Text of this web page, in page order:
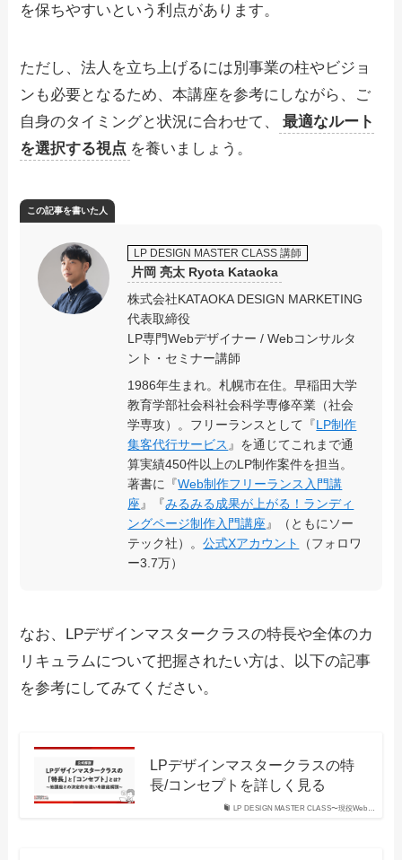
を保ちやすいという利点があります。
ただし、法人を立ち上げるには別事業の柱やビジョ
ンも必要となるため、本講座を参考にしながら、ご
自身のタイミングと状況に合わせて、
最適なルート
を選択する視点 を養いましょう。
この記事を書いた人
LP DESIGN MASTER CLASS 講師
片岡 亮太 Ryota Kataoka
株式会社KATAOKA DESIGN MARKETING
代表取締役
LP専門Webデザイナー / Webコンサルタ
ント・セミナー講師
1986年生まれ。札幌市在住。早稲田大学
教育学部社会科社会科学専修卒業（社会
学専攻）。フリーランスとして『LP制作
集客代行サービス 』を通じてこれまで通
算実績450件以上のLP制作案件を担当。
著書に『Web制作フリーランス入門講
座 』『みるみる成果が上がる！ランディ
ングページ制作入門講座 』（ともにソー
テック社）。公式Xアカウント
（フォロワ
ー3.7万）
なお、LPデザインマスタークラスの特長や全体のカ
リキュラムについて把握されたい方は、以下の記事
を参考にしてみてください。
LP DESIGN MASTER CLASS〜現役Web…
LPデザインマスタークラスの特
長/コンセプトを詳しく見る